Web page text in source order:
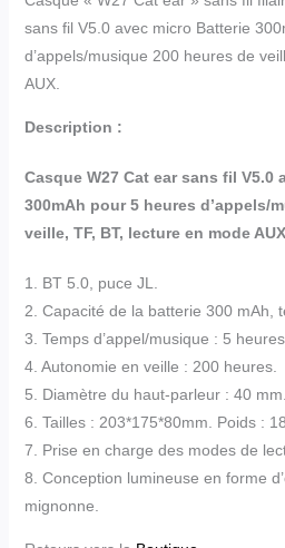
sans fil V5.0 avec micro Batterie
d’appels/musique 200 heures de
AUX.
Description :
Casque W27 Cat ear sans fil V5.0
300mAh pour 5 heures d’appels/
veille, TF, BT, lecture en mode AUX
1. BT 5.0, puce JL.
2. Capacité de la batterie 300 mAh,
3. Temps d’appel/musique : 5 heures.
4. Autonomie en veille : 200 heures.
5. Diamètre du haut-parleur : 40 mm.
6. Tailles : 203*175*80mm. Poids :
7. Prise en charge des modes de
8. Conception lumineuse en forme
mignonne.